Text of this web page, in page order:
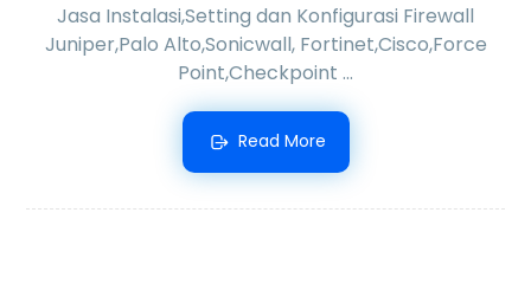
Jasa Instalasi,Setting dan Konfigurasi Firewall
Juniper,Palo Alto,Sonicwall, Fortinet,Cisco,Force
Point,Checkpoint ...
Read More